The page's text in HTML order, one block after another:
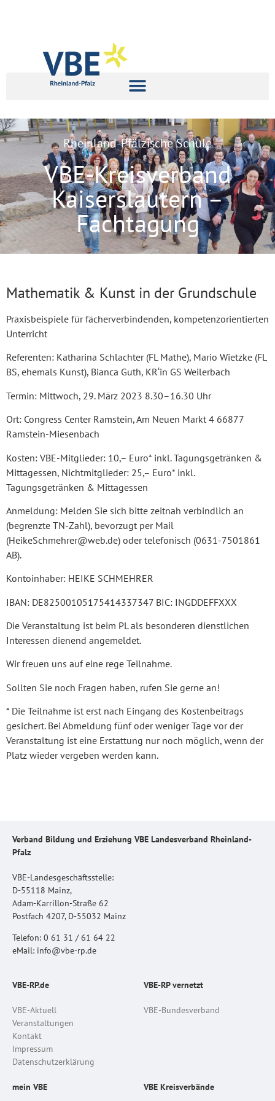
Rheinland-Pfälzische Schule
VBE-Kreisverband
Kaiserslautern –
Fachtagung
Mathematik & Kunst in der Grundschule
Praxisbeispiele für fächerverbindenden, kompetenzorientierten
Unterricht
Referenten: Katharina Schlachter (FL Mathe), Mario Wietzke (FL
BS, ehemals Kunst), Bianca Guth, KR‘in GS Weilerbach
Termin: Mittwoch, 29. März 2023 8.30–16.30 Uhr
Ort: Congress Center Ramstein, Am Neuen Markt 4 66877
Ramstein-Miesenbach
Kosten: VBE-Mitglieder: 10,– Euro* inkl. Tagungsgetränken &
Mittagessen, Nichtmitglieder: 25,– Euro* inkl.
Tagungsgetränken & Mittagessen
Anmeldung: Melden Sie sich bitte zeitnah verbindlich an
(begrenzte TN-Zahl), bevorzugt per Mail
(HeikeSchmehrer@web.de) oder telefonisch (0631-7501861
AB).
Kontoinhaber: HEIKE SCHMEHRER
IBAN: DE82500105175414337347 BIC: INGDDEFFXXX
Die Veranstaltung ist beim PL als besonderen dienstlichen
Interessen dienend angemeldet.
Wir freuen uns auf eine rege Teilnahme.
Sollten Sie noch Fragen haben, rufen Sie gerne an!
* Die Teilnahme ist erst nach Eingang des Kostenbeitrags
gesichert. Bei Abmeldung fünf oder weniger Tage vor der
Veranstaltung ist eine Erstattung nur noch möglich, wenn der
Platz wieder vergeben werden kann.
Verband Bildung und Erziehung VBE Landesverband Rheinland-
Pfalz
VBE-Landesgeschäftsstelle:
D-55118 Mainz,
Adam-Karrillon-Straße 62
Postfach 4207, D-55032 Mainz
Telefon: 0 61 31 / 61 64 22
eMail: info@vbe-rp.de
VBE-RP.de
VBE-Aktuell
Veranstaltungen
Kontakt
Impressum
Datenschutzerklärung
VBE-RP vernetzt
VBE-Bundesverband
mein VBE VBE Kreisverbände